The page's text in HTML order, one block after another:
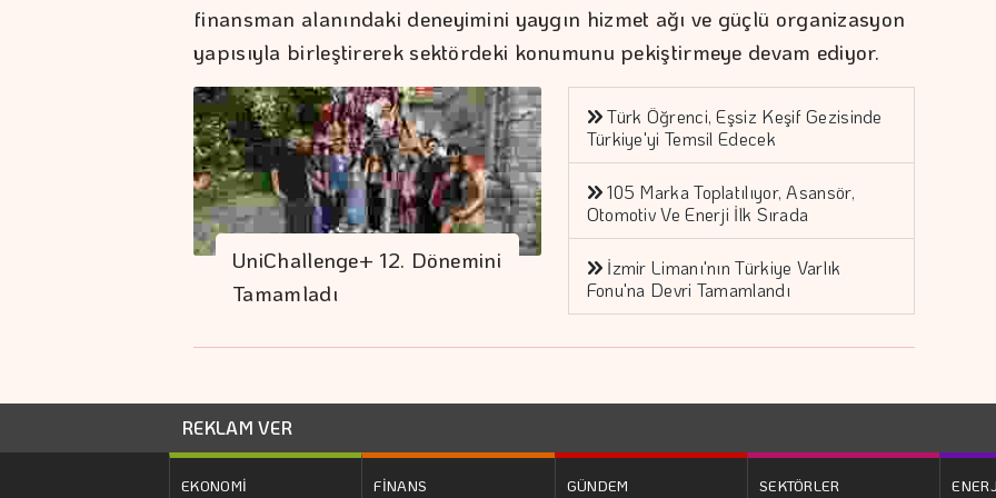
finansman alanındaki deneyimini yaygın hizmet ağı ve güçlü organizasyon
yapısıyla birleştirerek sektördeki konumunu pekiştirmeye devam ediyor.
UniChallenge+ 12. Dönemini
Tamamladı
Türk Öğrenci, Eşsiz Keşif Gezisinde
Türkiye'yi Temsil Edecek
105 Marka Toplatılıyor, Asansör,
Otomotiv Ve Enerji İlk Sırada
İzmir Limanı'nın Türkiye Varlık
Fonu'na Devri Tamamlandı
REKLAM VER
EKONOMİ FİNANS GÜNDEM SEKTÖRLER